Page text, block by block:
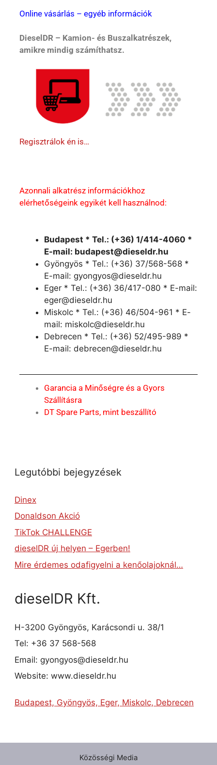
Online vásárlás – egyéb információk
DieselDR – Kamion- és Buszalkatrészek,
amikre mindig számíthatsz.
Regisztrálok én is…
Azonnali alkatrész információkhoz
elérhetőségeink egyikét kell használnod:
Budapest * Tel.: (+36) 1/414-4060 *
E-mail: budapest@dieseldr.hu
Gyöngyös * Tel.: (+36) 37/568-568 *
E-mail: gyongyos@dieseldr.hu
Eger * Tel.: (+36) 36/417-080 * E-mail:
eger@dieseldr.hu
Miskolc * Tel.: (+36) 46/504-961 * E-
mail: miskolc@dieseldr.hu
Debrecen * Tel.: (+36) 52/495-989 *
E-mail: debrecen@dieseldr.hu
Garancia a Minőségre és a Gyors
Szállításra
DT Spare Parts, mint beszállító
Legutóbbi bejegyzések
Dinex
Donaldson Akció
TikTok CHALLENGE
dieselDR új helyen – Egerben!
Mire érdemes odafigyelni a kenőolajoknál…
dieselDR Kft.
H-3200 Gyöngyös, Karácsondi u. 38/1
Tel: +36 37 568-568
Email: gyongyos@dieseldr.hu
Website: www.dieseldr.hu
Budapest, Gyöngyös, Eger, Miskolc, Debrecen
Közösségi Media